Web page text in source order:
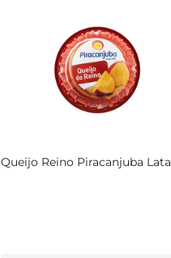
Queijo Reino Piracanjuba Lata